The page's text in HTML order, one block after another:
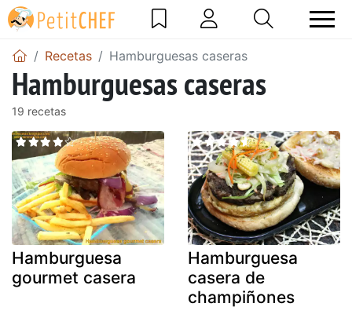
Recetas Hamburguesas caseras
Hamburguesas caseras
19 recetas
Hamburguesa
gourmet casera
Hamburguesa
casera de
champiñones